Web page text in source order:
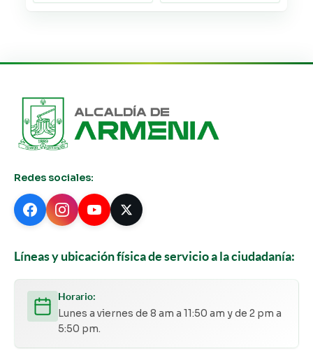
Redes sociales:
Líneas y ubicación física de servicio a la ciudadanía:
Horario:
Lunes a viernes de 8 am a 11:50 am y de 2 pm a
5:50 pm.